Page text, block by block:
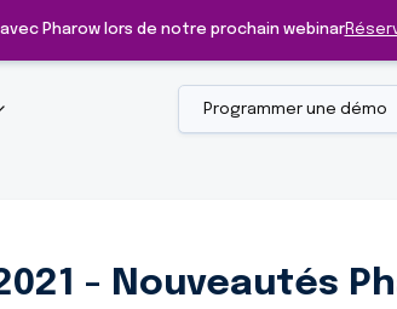
Pharow lors de notre prochain webinar
Programmer une démo
- Nouveautés